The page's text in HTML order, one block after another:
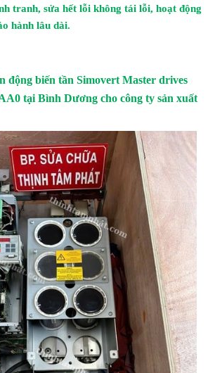
tranh, sửa hết lỗi không tái lỗi, hoạt động
hành lâu dài.
động biến tần Simovert Master drives
tại Bình Dương cho công ty sản xuất